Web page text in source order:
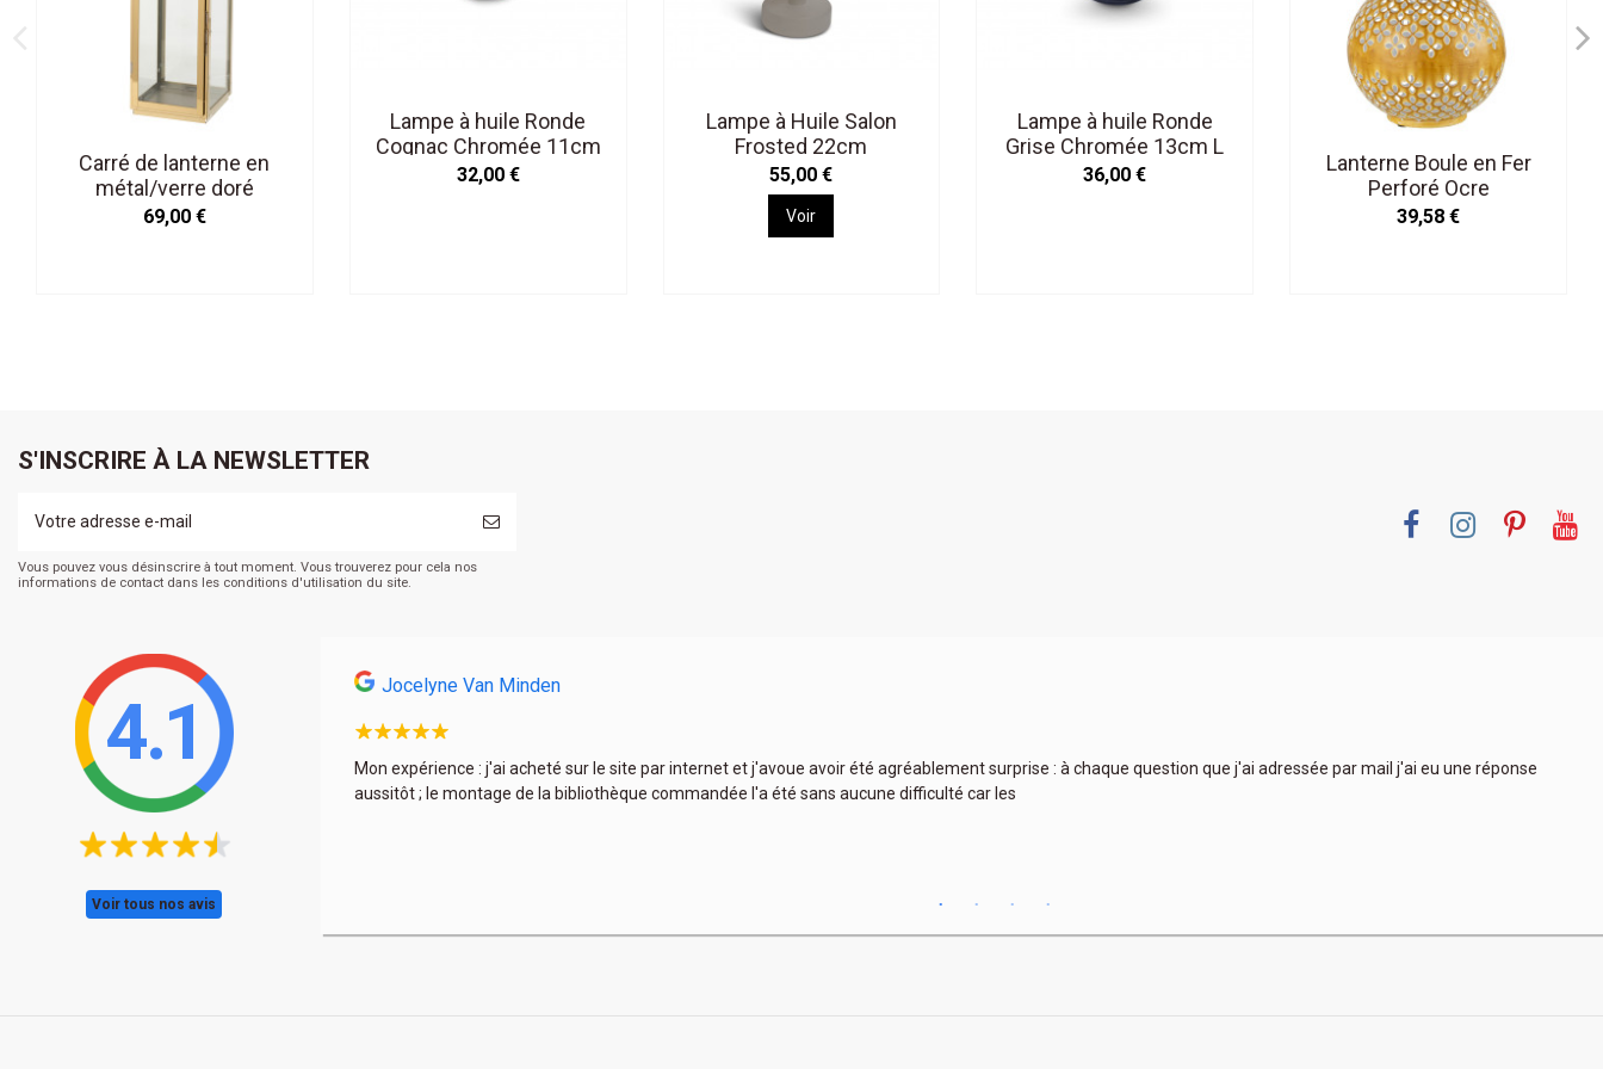
Carré de lanterne en
métal/verre doré
69,00 €
Lampe à huile Ronde
Cognac Chromée 11cm
M
32,00 €
Lampe à Huile Salon
Frosted 22cm
55,00 €
Voir
Lampe à huile Ronde
Grise Chromée 13cm L
36,00 €
Lanterne Boule en Fer
Perforé Ocre
39,58 €
S'INSCRIRE À LA NEWSLETTER
Vous pouvez vous désinscrire à tout moment. Vous trouverez pour cela nos
informations de contact dans les conditions d'utilisation du site.
4.1
Voir tous nos avis
encore une fois à très bon prix. La déco est
Jocelyne Van Minden
Mon expérience : j'ai acheté sur le site par internet et j'avoue avoir été agréablement surprise : à chaque question que j'ai adressée par mail j'ai eu une réponse
aussitôt ; le montage de la bibliothèque commandée l'a été sans aucune difficulté car les